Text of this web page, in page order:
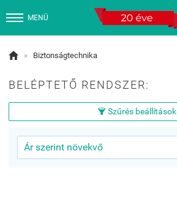
MENÜ
 » Biztonságtechnika
BELÉPTETŐ RENDSZER:
 Szűrés beállítások